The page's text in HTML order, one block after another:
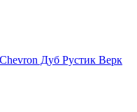
Дуб Рустик Верк